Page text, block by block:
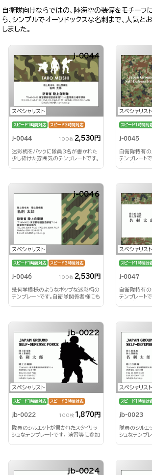
自衛隊向けならではの、陸海空の装備をモチーフ
ら、シンプルでオーソドックスな名刺まで、人気と
しました。
スペシャリスト
j-0044
スピード1時間対応 スピード3時間対応
j-0044 100枚 2,530円
迷彩柄をバックに隊員3名が書かれた
少し砕けた雰囲気のテンプレートです。
スペシャリスト
スピード1時間対
j-0045
自衛隊特有の
テンプレート
スペシャリスト
j-0046
スピード1時間対応 スピード3時間対応
j-0046 100枚 2,530円
幾何学模様のようなポップな迷彩柄の
テンプレートです。自衛隊関係者様にも
スペシャリスト
スピード1時間対
j-0047
自衛隊特有の
テンプレート
スペシャリスト
jb-0022
スピード1時間対応 スピード3時間対応
jb-0022 100枚 1,870円
隊員のシルエットが書かれたスタイリッ
シュなテンプレートです。 演習等に参加
スペシャリスト
スピード1時間対
jb-0023
隊員のシルエ
シュなテンプ
jb-0024